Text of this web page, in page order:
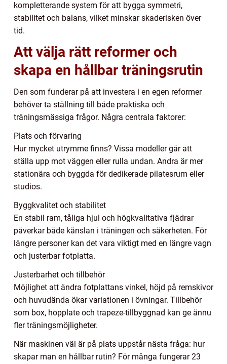
kompletterande system för att bygga symmetri,
stabilitet och balans, vilket minskar skaderisken över
tid.
Att välja rätt reformer och
skapa en hållbar träningsrutin
Den som funderar på att investera i en egen reformer
behöver ta ställning till både praktiska och
träningsmässiga frågor. Några centrala faktorer:
Plats och förvaring
Hur mycket utrymme finns? Vissa modeller går att
ställa upp mot väggen eller rulla undan. Andra är mer
stationära och byggda för dedikerade pilatesrum eller
studios.
Byggkvalitet och stabilitet
En stabil ram, tåliga hjul och högkvalitativa fjädrar
påverkar både känslan i träningen och säkerheten. För
längre personer kan det vara viktigt med en längre vagn
och justerbar fotplatta.
Justerbarhet och tillbehör
Möjlighet att ändra fotplattans vinkel, höjd på remskivor
och huvudända ökar variationen i övningar. Tillbehör
som box, hopplate och trapeze-tillbyggnad kan ge ännu
fler träningsmöjligheter.
När maskinen väl är på plats uppstår nästa fråga: hur
skapar man en hållbar rutin? För många fungerar 23